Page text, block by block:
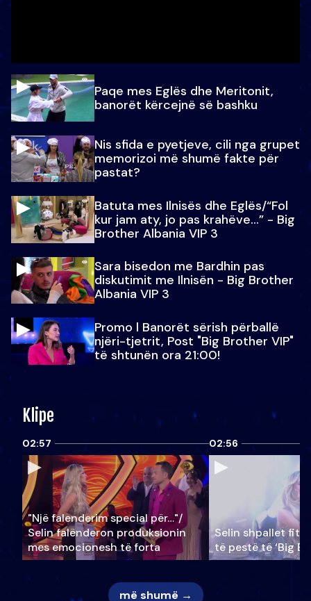
Paqe mes Eglës dhe Meritonit,
banorët kërcejnë së bashku
Nis sfida e pyetjeve, cili nga grupet
memorizoi më shumë fakte për
pastat?
Batuta mes Ilnisës dhe Eglës/“Fol
kur jam aty, jo pas krahëve…” - Big
Brother Albania VIP 3
Sara bisedon me Bardhin pas
diskutimit me Ilnisën - Big Brother
Albania VIP 3
Promo l Banorët sërish përballë
njëri-tjetrit, Post "Big Brother VIP"
të shtunën ora 21:00!
Klipe
02:57
"Një falenderim special për…"/
Selin falënderon produksionin
mes emocionesh të forta
02:56
Selin shpallet
të pestë të ‘Big
më shumë →